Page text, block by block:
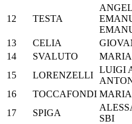
12 TESTA
13 CELIA
14
SVALUTO
15
LORENZELLI
LUIGI
16
TOCCAFONDI
17
SPIGA
SBI